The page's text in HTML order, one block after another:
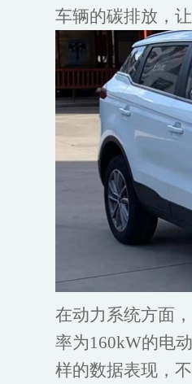
车辆的碳排放，
在动力系统方面
率为160kW的电
样的数据表现，